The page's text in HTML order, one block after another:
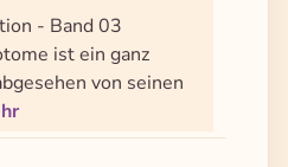
- Band 03
ist ein ganz
von seinen